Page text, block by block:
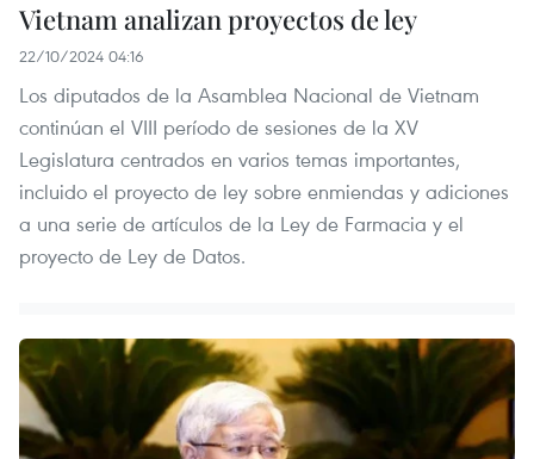
Vietnam analizan proyectos de ley
22/10/2024 04:16
Los diputados de la Asamblea Nacional de Vietnam
continúan el VIII período de sesiones de la XV
Legislatura centrados en varios temas importantes,
incluido el proyecto de ley sobre enmiendas y adiciones
a una serie de artículos de la Ley de Farmacia y el
proyecto de Ley de Datos.